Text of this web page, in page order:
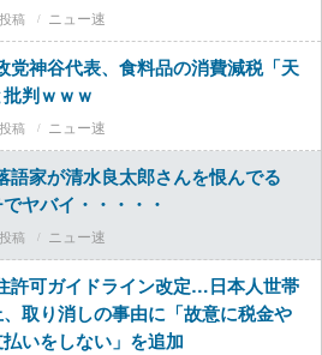
ニュー速
党神谷代表、食料品の消費減税「天
判ｗｗｗ
ニュー速
語家が清水良太郎さんを恨んでる
でヤバイ・・・・・
ニュー速
許可ガイドライン改定…日本人世帯
取り消しの事由に「故意に税金や
いをしない」を追加